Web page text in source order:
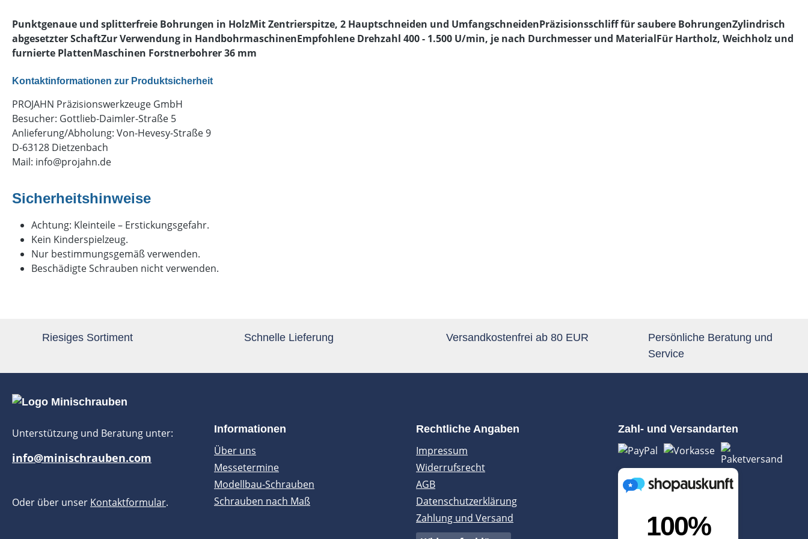
Punktgenaue und splitterfreie Bohrungen in HolzMit Zentrierspitze, 2 Hauptschneiden und UmfangschneidenPräzisionsschliff für saubere BohrungenZylindrisch
abgesetzter SchaftZur Verwendung in HandbohrmaschinenEmpfohlene Drehzahl 400 - 1.500 U/min, je nach Durchmesser und MaterialFür Hartholz, Weichholz und
furnierte PlattenMaschinen Forstnerbohrer 36 mm
Kontaktinformationen zur Produktsicherheit
PROJAHN Präzisionswerkzeuge GmbH
Besucher: Gottlieb-Daimler-Straße 5
Anlieferung/Abholung: Von-Hevesy-Straße 9
D-63128 Dietzenbach
Mail: info@projahn.de
Sicherheitshinweise
Achtung: Kleinteile – Erstickungsgefahr.
Kein Kinderspielzeug.
Nur bestimmungsgemäß verwenden.
Beschädigte Schrauben nicht verwenden.
Riesiges Sortiment Schnelle Lieferung Versandkostenfrei ab 80 EUR
Persönliche Beratung und
Service
Unterstützung und Beratung unter:
info@minischrauben.com
Oder über unser Kontaktformular.
Informationen
Über uns
Messetermine
Modellbau-Schrauben
Schrauben nach Maß
Rechtliche Angaben
Impressum
Widerrufsrecht
AGB
Datenschutzerklärung
Zahlung und Versand
Zahl- und Versandarten